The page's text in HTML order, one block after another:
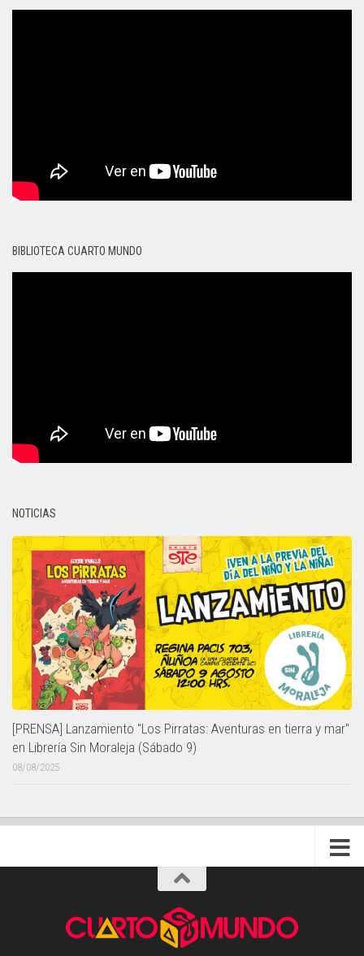
BIBLIOTECA CUARTO MUNDO
NOTICIAS
[PRENSA] Lanzamiento "Los Pirratas: Aventuras en tierra y mar"
en Librería Sin Moraleja (Sábado 9)
08/08/2025